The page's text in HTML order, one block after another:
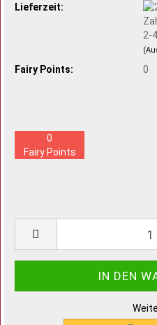
Lieferzeit:
2-
Fairy Points: 0
0
Fairy Points